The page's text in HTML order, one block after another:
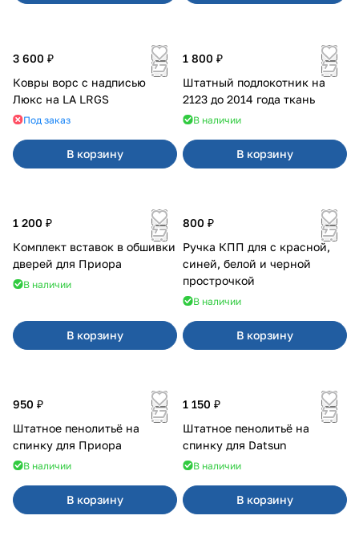
3 600 ₽
Ковры ворс с надписью
Люкс на LA LRGS
Под заказ
В корзину
1 800 ₽
Штатный подлокотник на
2123 до 2014 года ткань
В наличии
В корзину
1 200 ₽
Комплект вставок в обшивки
дверей для Приора
В наличии
В корзину
800 ₽
Ручка КПП для с красной,
синей, белой и черной
прострочкой
В наличии
В корзину
950 ₽
Штатное пенолитьё на
спинку для Приора
В наличии
В корзину
1 150 ₽
Штатное пенолитьё на
спинку для Datsun
В наличии
В корзину